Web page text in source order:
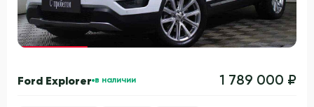
Гарантия 3 года
Ford Explorer в наличии 1 789 000 ₽